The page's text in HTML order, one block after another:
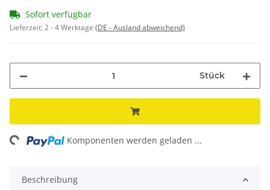
Sofort verfügbar
Lieferzeit:2 - 4 Werktage (DE - Ausland abweichend)
Stück
Komponenten werden geladen ...
Beschreibung